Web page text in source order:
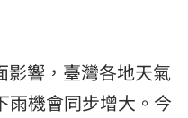
影響，臺灣各地天氣
雨機會同步增大。今